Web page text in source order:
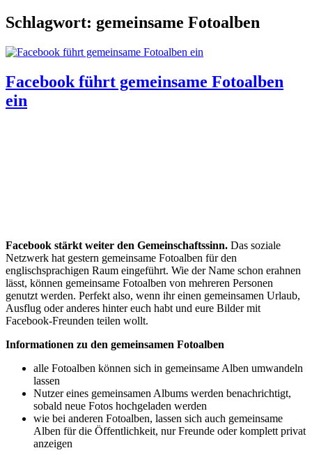
Schlagwort: gemeinsame Fotoalben
Facebook führt gemeinsame Fotoalben
ein
Facebook stärkt weiter den Gemeinschaftssinn. Das soziale
Netzwerk hat gestern gemeinsame Fotoalben für den
englischsprachigen Raum eingeführt. Wie der Name schon erahnen
lässt, können gemeinsame Fotoalben von mehreren Personen
genutzt werden. Perfekt also, wenn ihr einen gemeinsamen Urlaub,
Ausflug oder anderes hinter euch habt und eure Bilder mit
Facebook-Freunden teilen wollt.
Informationen zu den gemeinsamen Fotoalben
alle Fotoalben können sich in gemeinsame Alben umwandeln
lassen
Nutzer eines gemeinsamen Albums werden benachrichtigt,
sobald neue Fotos hochgeladen werden
wie bei anderen Fotoalben, lassen sich auch gemeinsame
Alben für die Öffentlichkeit, nur Freunde oder komplett privat
anzeigen